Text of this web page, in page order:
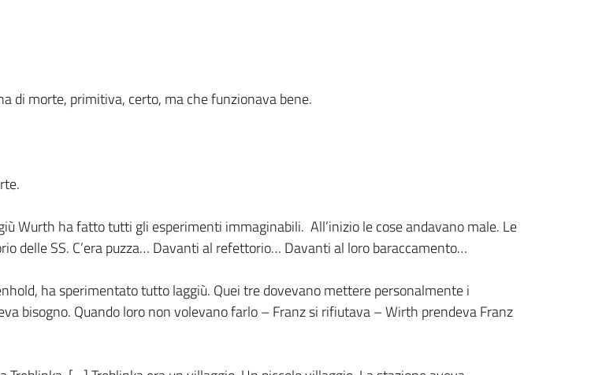
di morte, primitiva, certo, ma che funzionava bene.
Wurth ha fatto tutti gli esperimenti immaginabili. All’inizio le cose andavano male. Le
delle SS. C’era puzza… Davanti al refettorio… Davanti al loro baraccamento…
ha sperimentato tutto laggiù. Quei tre dovevano mettere personalmente i
bisogno. Quando loro non volevano farlo – Franz si rifiutava – Wirth prendeva Franz